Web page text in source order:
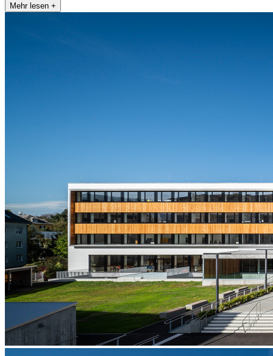
Mehr lesen +